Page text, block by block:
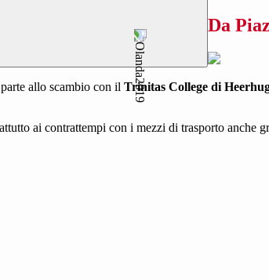
Da
allo scambio con il Trinitas College di
ai contrattempi con i mezzi di trasporto anche